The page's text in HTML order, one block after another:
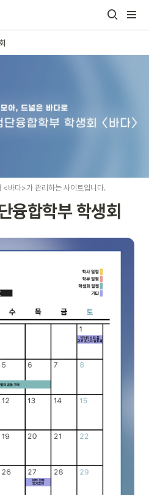
<바다>가 관리하는 사이트입니다.
융합학부 학생회